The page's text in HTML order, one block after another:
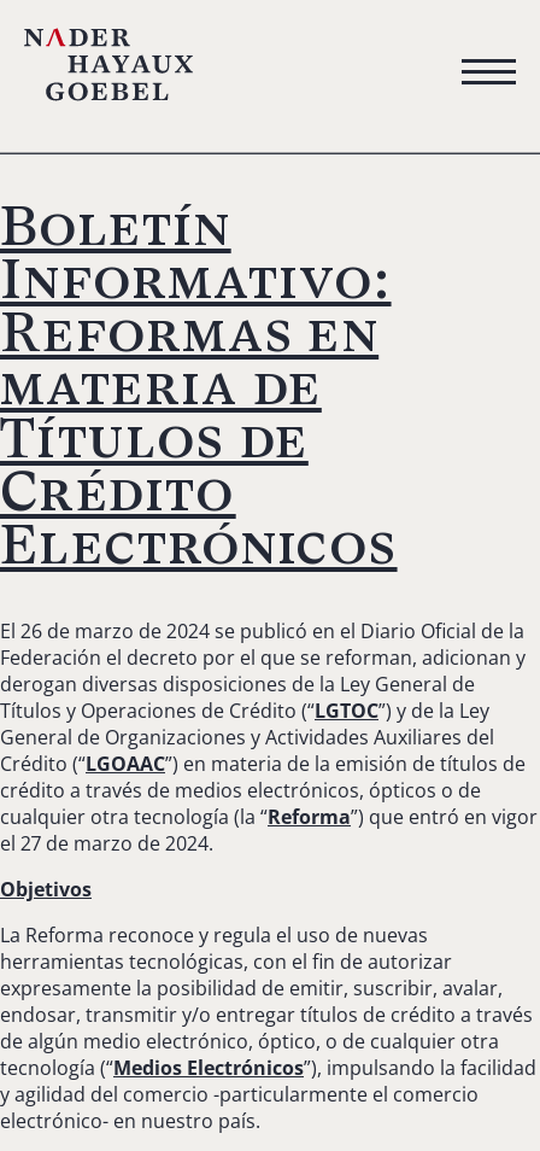
Boletín
Informativo:
Reformas en
materia de
Títulos de
Crédito
Electrónicos
El 26 de marzo de 2024 se publicó en el Diario Oficial de la
Federación el decreto por el que se reforman, adicionan y
derogan diversas disposiciones de la Ley General de
Títulos y Operaciones de Crédito (“LGTOC”) y de la Ley
General de Organizaciones y Actividades Auxiliares del
Crédito (“LGOAAC”) en materia de la emisión de títulos de
crédito a través de medios electrónicos, ópticos o de
cualquier otra tecnología (la “Reforma”) que entró en vigor
el 27 de marzo de 2024.
Objetivos
La Reforma reconoce y regula el uso de nuevas
herramientas tecnológicas, con el fin de autorizar
expresamente la posibilidad de emitir, suscribir, avalar,
endosar, transmitir y/o entregar títulos de crédito a través
de algún medio electrónico, óptico, o de cualquier otra
tecnología (“Medios Electrónicos”), impulsando la facilidad
y agilidad del comercio -particularmente el comercio
electrónico- en nuestro país.